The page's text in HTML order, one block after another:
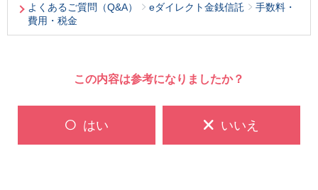
よくあるご質問（Q&A）
eダイレクト金銭信託
手数料・
費用・税金
この内容は参考になりましたか？
はい いいえ